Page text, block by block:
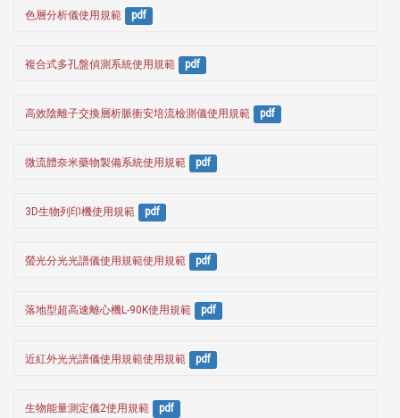
色層分析儀使用規範 pdf
複合式多孔盤偵測系統使用規範 pdf
高效陰離子交換層析脈衝安培流檢測儀使用規範 pdf
微流體奈米藥物製備系統使用規範 pdf
3D生物列印機使用規範 pdf
螢光分光光譜儀使用規範使用規範 pdf
落地型超高速離心機L-90K使用規範 pdf
近紅外光光譜儀使用規範使用規範 pdf
生物能量測定儀2使用規範 pdf